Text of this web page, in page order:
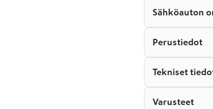
Sähköauton
Perustiedot
Tekniset
Varusteet